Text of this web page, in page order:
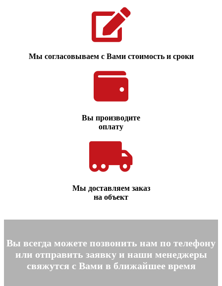
Мы согласовываем с Вами стоимость и сроки
Вы производите
оплату
Мы доставляем заказ
на объект
Вы всегда можете позвонить нам по телефону
или отправить заявку и наши менеджеры
свяжутся с Вами в ближайшее время